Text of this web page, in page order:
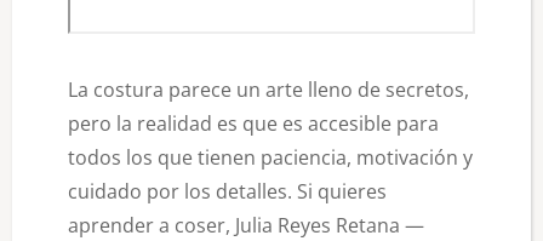
La costura parece un arte lleno de secretos,
pero la realidad es que es accesible para
todos los que tienen paciencia, motivación y
cuidado por los detalles. Si quieres
aprender a coser, Julia Reyes Retana —